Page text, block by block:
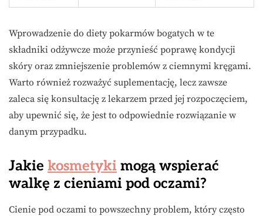
Wprowadzenie do diety pokarmów bogatych w te
składniki odżywcze może przynieść poprawę kondycji
skóry oraz zmniejszenie problemów z ciemnymi kręgami.
Warto również rozważyć suplementację, lecz zawsze
zaleca się konsultację z lekarzem przed jej rozpoczęciem,
aby upewnić się, że jest to odpowiednie rozwiązanie w
danym przypadku.
Jakie kosmetyki mogą wspierać
walkę z cieniami pod oczami?
Cienie pod oczami to powszechny problem, który często